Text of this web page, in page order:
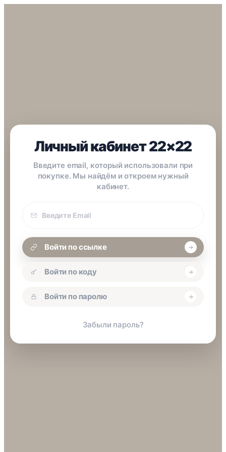
Личный кабинет 22×22
Введите email, который использовали при
покупке. Мы найдём и откроем нужный
кабинет.
покупки
Войти по ссылке
Войти по коду
Войти по паролю
Забыли пароль?